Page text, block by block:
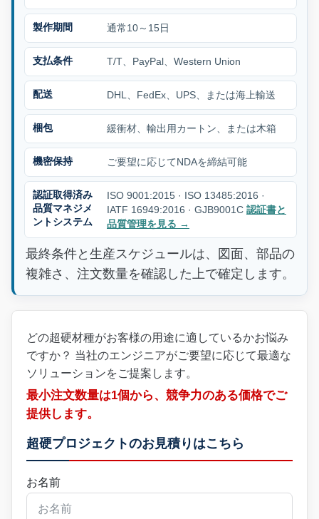
製作期間 通常10～15日
支払条件 T/T、PayPal、Western Union
配送 DHL、FedEx、UPS、または海上輸送
梱包 緩衝材、輸出用カートン、または木箱
機密保持 ご要望に応じてNDAを締結可能
認証取得済み
品質マネジメ
ントシステム
ISO 9001:2015 · ISO 13485:2016 ·
IATF 16949:2016 · GJB9001C 認証書と
品質管理を見る →
最終条件と生産スケジュールは、図面、部品の
複雑さ、注文数量を確認した上で確定します。
どの超硬材種がお客様の用途に適しているかお悩み
ですか？ 当社のエンジニアがご要望に応じて最適な
ソリューションをご提案します。
最小注文数量は1個から、競争力のある価格でご
提供します。
超硬プロジェクトのお見積りはこちら
お名前